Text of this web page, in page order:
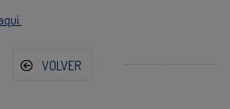
VOLVER